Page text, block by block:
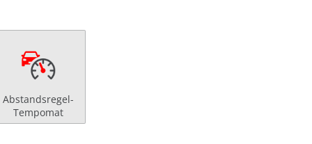
Abstandsregel-
Tempomat